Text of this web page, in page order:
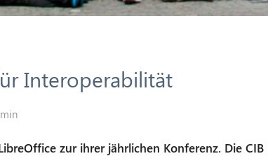
Interoperabilität
zur ihrer jährlichen Konferenz. Die CIB